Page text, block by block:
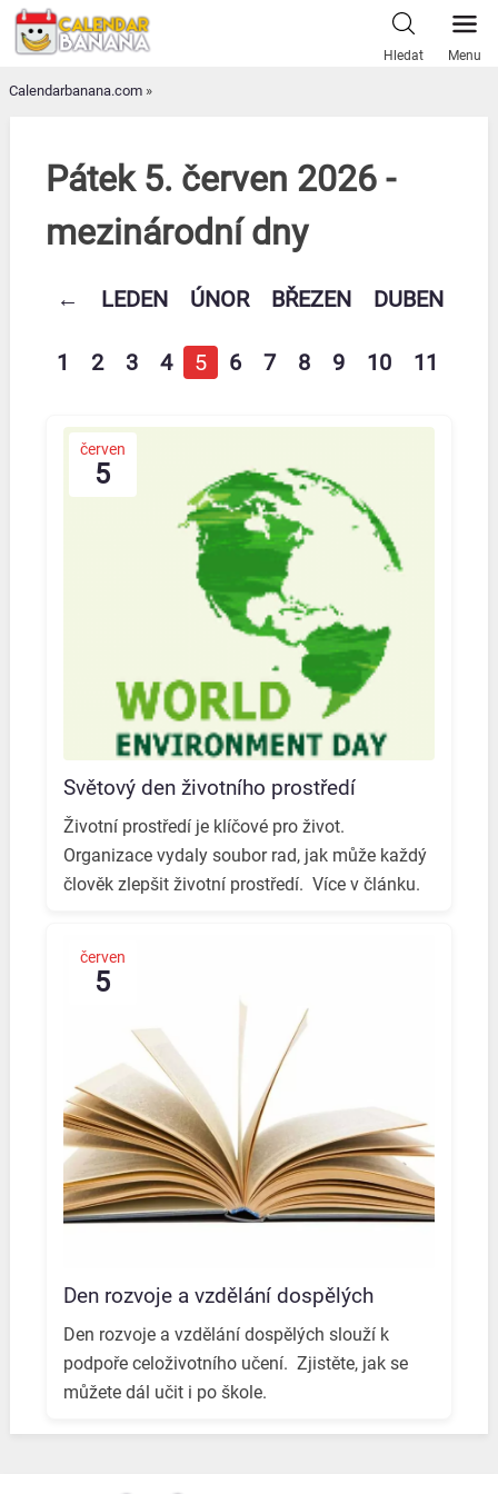
Skip
Hledat Menu
Calendarbanana.com »
Pátek 5. červen 2026 -
mezinárodní dny
← LEDEN ÚNOR BŘEZEN DUBEN
1 2 3 4 5 6 7 8 9 10 11
červen
5
Světový den životního prostředí
Životní prostředí je klíčové pro život. ️
Organizace vydaly soubor rad, jak může každý
člověk zlepšit životní prostředí. ️ Více v článku.
červen
5
Den rozvoje a vzdělání dospělých
Den rozvoje a vzdělání dospělých slouží k
podpoře celoživotního učení. ️ Zjistěte, jak se
můžete dál učit i po škole. ️